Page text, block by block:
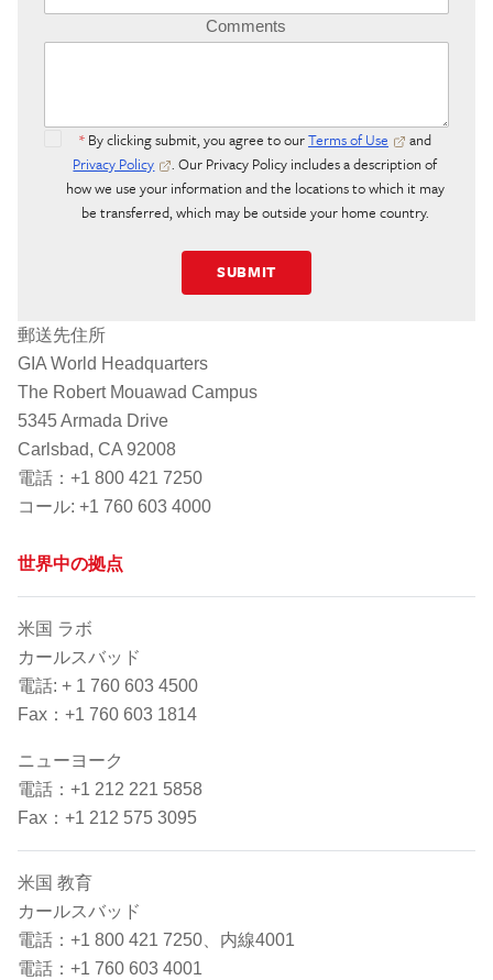
Comments
* By clicking submit, you agree to ourTerms of Use
and
Privacy Policy
. Our Privacy Policy includes a description of
how we use your information and the locations to which it may
be transferred, which may be outside your home country.
SUBMIT
郵送先住所
GIA World Headquarters
The Robert Mouawad Campus
5345 Armada Drive
Carlsbad, CA 92008
電話：+1 800 421 7250
コー​​ル: +1 760 603 4000
世界中の拠点
米国 ラボ
カールスバッド
電話: + 1 760 603 4500
Fax：+1 760 603 1814
ニューヨーク
電話：+1 212 221 5858
Fax：+1 212 575 3095
米国 教育
カールスバッド
電話：+1 800 421 7250、内線4001
電話：+1 760 603 4001